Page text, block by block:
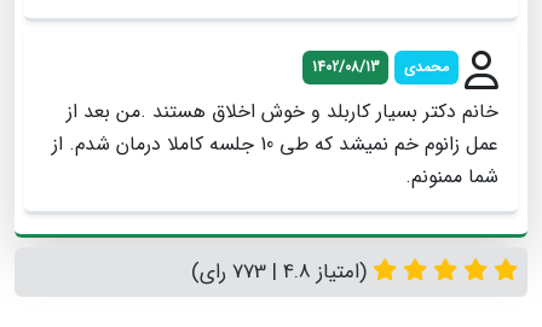
محمدی 1402/08/13
خانم دکتر بسیار کاربلد و خوش اخلاق هستند .من بعد از
عمل زانوم خم نمیشد که طی 10 جلسه کاملا درمان شدم. از
شما ممنونم.
(امتیاز 4.8 | 773 رای)